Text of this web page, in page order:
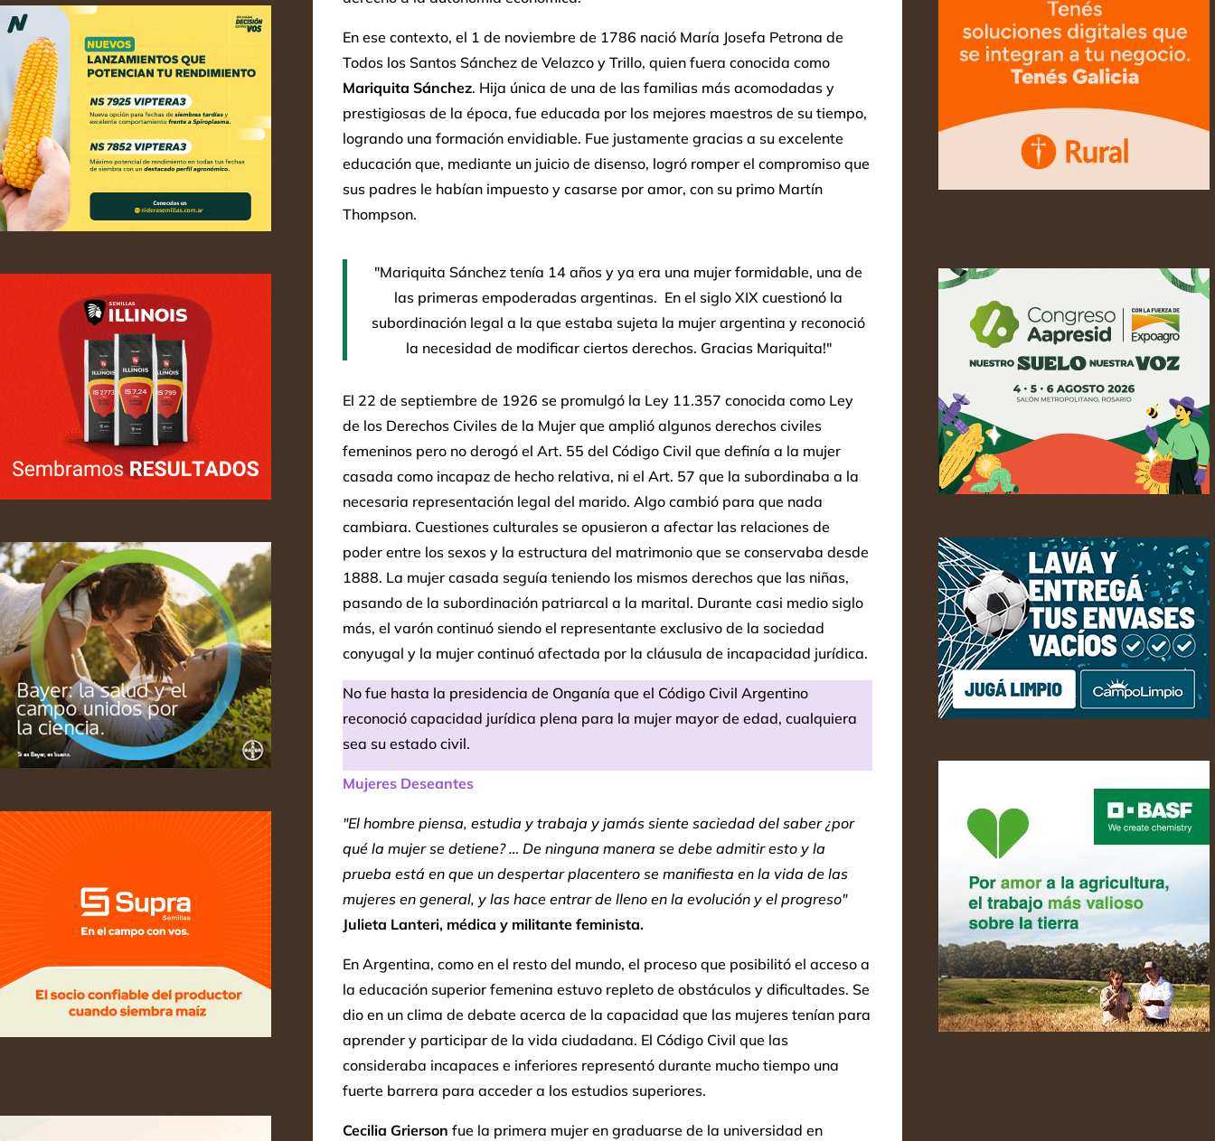
En ese contexto, el 1 de noviembre de 1786 nació María Josefa Petrona de
Todos los Santos Sánchez de Velazco y Trillo, quien fuera conocida como
Mariquita Sánchez. Hija única de una de las familias más acomodadas y
prestigiosas de la época, fue educada por los mejores maestros de su tiempo,
logrando una formación envidiable. Fue justamente gracias a su excelente
educación que, mediante un juicio de disenso, logró romper el compromiso que
sus padres le habían impuesto y casarse por amor, con su primo Martín
Thompson.
"Mariquita Sánchez tenía 14 años y ya era una mujer formidable, una de
las primeras empoderadas argentinas. En el siglo XIX cuestionó la
subordinación legal a la que estaba sujeta la mujer argentina y reconoció
la necesidad de modificar ciertos derechos. Gracias Mariquita!"
El 22 de septiembre de 1926 se promulgó la Ley 11.357 conocida como Ley
de los Derechos Civiles de la Mujer que amplió algunos derechos civiles
femeninos pero no derogó el Art. 55 del Código Civil que definía a la mujer
casada como incapaz de hecho relativa, ni el Art. 57 que la subordinaba a la
necesaria representación legal del marido. Algo cambió para que nada
cambiara. Cuestiones culturales se opusieron a afectar las relaciones de
poder entre los sexos y la estructura del matrimonio que se conservaba desde
1888. La mujer casada seguía teniendo los mismos derechos que las niñas,
pasando de la subordinación patriarcal a la marital. Durante casi medio siglo
más, el varón continuó siendo el representante exclusivo de la sociedad
conyugal y la mujer continuó afectada por la cláusula de incapacidad jurídica.
No fue hasta la presidencia de Onganía que el Código Civil Argentino
reconoció capacidad jurídica plena para la mujer mayor de edad, cualquiera
sea su estado civil.
Mujeres Deseantes
"El hombre piensa, estudia y trabaja y jamás siente saciedad del saber ¿por
qué la mujer se detiene? … De ninguna manera se debe admitir esto y la
prueba está en que un despertar placentero se manifiesta en la vida de las
mujeres en general, y las hace entrar de lleno en la evolución y el progreso"
Julieta Lanteri, médica y militante feminista.
En Argentina, como en el resto del mundo, el proceso que posibilitó el acceso a
la educación superior femenina estuvo repleto de obstáculos y dificultades. Se
dio en un clima de debate acerca de la capacidad que las mujeres tenían para
aprender y participar de la vida ciudadana. El Código Civil que las
consideraba incapaces e inferiores representó durante mucho tiempo una
fuerte barrera para acceder a los estudios superiores.
Cecilia Grierson fue la primera mujer en graduarse de la universidad en